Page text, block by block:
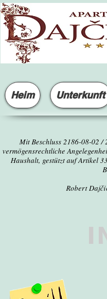
Heim Unterkunft
Mit Beschluss 2186-08-02 /
vermögensrechtliche
Haushalt, gestützt auf Artikel
Robert